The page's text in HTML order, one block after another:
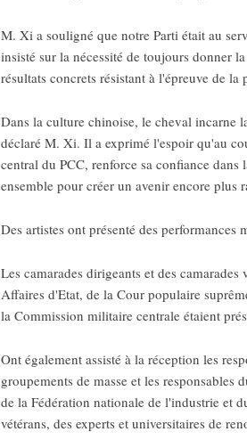
M. Xi a souligné que notre Parti était au
insisté sur la nécessité de toujours donner
résultats concrets résistant à l'épreuve de
Dans la culture chinoise, le cheval incarne
déclaré M. Xi. Il a exprimé l'espoir qu'au
central du PCC, renforce sa confiance
ensemble pour créer un avenir encore plus
Des artistes ont présenté des
Les camarades dirigeants et des
Affaires d'Etat, de la Cour populaire
la Commission militaire centrale étaient
Ont également assisté à la réception les
groupements de masse et les
de la Fédération nationale de l'industrie et
vétérans, des experts et universitaires de